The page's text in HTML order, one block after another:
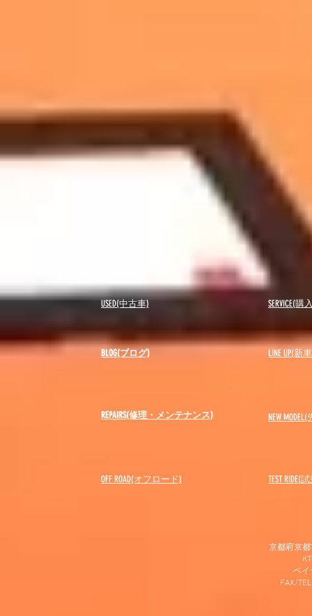
USED(中古車)
BLOG(ブログ)
SERVICE(
LINE UP(新
REPAIRS(修理・メンテナンス) NEW MODEL(
OFF ROAD(オフロード) ​TEST RIDE(
京都府京
ベイ
FAX/